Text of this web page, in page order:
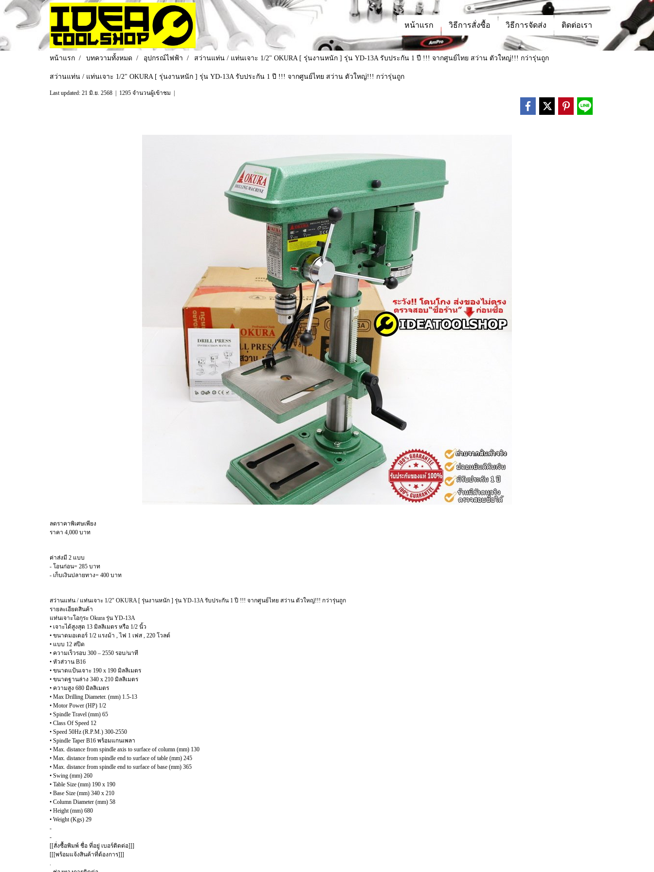
หน้าแรก วิธีการสั่งซื้อ วิธีการจัดส่ง ติดต่อเรา
หน้าแรก บทความทั้งหมด อุปกรณ์ไฟฟ้า สว่านแท่น / แท่นเจาะ 1/2" OKURA [ รุ่นงานหนัก ] รุ่น YD-13A รับประกัน 1 ปี !!! จากศูนย์ไทย สว่าน ตัวใหญ่!!! กว่ารุ่นถูก
สว่านแท่น / แท่นเจาะ 1/2" OKURA [ รุ่นงานหนัก ] รุ่น YD-13A รับประกัน 1 ปี !!! จากศูนย์ไทย สว่าน ตัวใหญ่!!! กว่ารุ่นถูก
Last updated: 21 มิ.ย. 2568 1295 จำนวนผู้เข้าชม
ลดราคาพิเศษเพียง
ราคา 4,000 บาท
ค่าส่งมี 2 แบบ
- โอนก่อน= 285 บาท
- เก็บเงินปลายทาง= 400 บาท
สว่านแท่น / แท่นเจาะ 1/2" OKURA [ รุ่นงานหนัก ] รุ่น YD-13A รับประกัน 1 ปี !!! จากศูนย์ไทย สว่าน ตัวใหญ่!!! กว่ารุ่นถูก
รายละเอียดสินค้า
แท่นเจาะโอกุระ Okura รุ่น YD-13A
• เจาะได้สูงสุด 13 มิลลิเมตร หรือ 1/2 นิ้ว
• ขนาดมอเตอร์ 1/2 แรงม้า , ไฟ 1 เฟส , 220 โวลต์
• แบบ 12 สปีด
• ความเร็วรอบ 300 – 2550 รอบ/นาที
• หัวส่วาน B16
• ขนาดแป้นเจาะ 190 x 190 มิลลิเมตร
• ขนาดฐานล่าง 340 x 210 มิลลิเมตร
• ความสูง 680 มิลลิเมตร
• Max Drilling Diameter. (mm) 1.5-13
• Motor Power (HP) 1/2
• Spindle Travel (mm) 65
• Class Of Speed 12
• Speed 50Hz (R.P.M.) 300-2550
• Spindle Taper B16 พร้อมแกนเพลา
• Max. distance from spindle axis to surface of column (mm) 130
• Max. distance from spindle end to surface of table (mm) 245
• Max. distance from spindle end to surface of base (mm) 365
• Swing (mm) 260
• Table Size (mm) 190 x 190
• Base Size (mm) 340 x 210
• Column Diameter (mm) 58
• Height (mm) 680
• Weight (Kgs) 29
-
-
[[สั่งซื้อพิมพ์ ชื่อ ที่อยู่ เบอร์ติดต่อ]]]
[[[พร้อมแจ้งสินค้าที่ต้องการ]]]